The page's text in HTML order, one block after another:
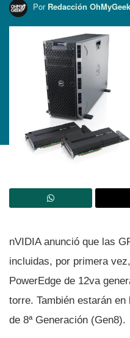
Por Redacción
nVIDIA anunció que las
incluidas, por primera
PowerEdge de 12va
torre. También estarán
de 8ª Generación (Gen8).